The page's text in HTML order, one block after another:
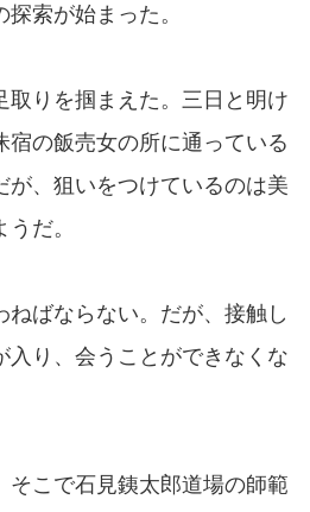
索が始まった。
取りを掴まえた。三日と明け
宿の飯売女の所に通っている
が、狙いをつけているのは美
だ。
ねばならない。だが、接触し
入り、会うことができなくな
そこで石見銕太郎道場の師範